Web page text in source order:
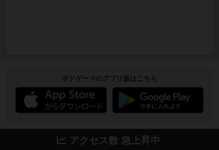
ボドゲーマのアプリ版はこちら
アクセス数 急上昇中